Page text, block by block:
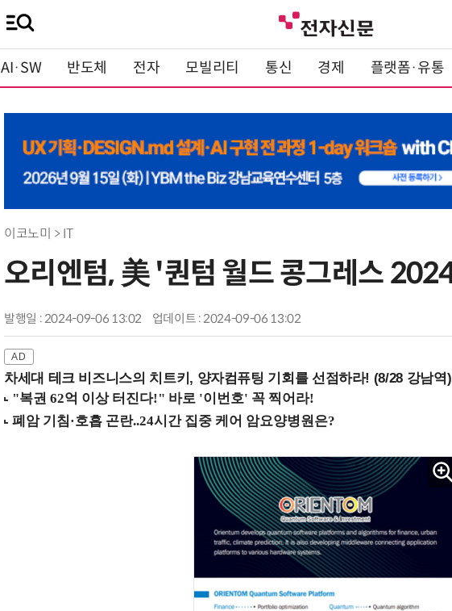
AI·SW 반도체 전자 모빌리티 통신 경제 플랫폼·유통
이코노미 > IT
오리엔텀, 美 '퀀텀 월드 콩그레스
발행일 : 2024-09-06 13:02 업데이트 : 2024-09-06 13:02
차세대 테크 비즈니스의 치트키, 양자컴퓨팅 기회를 선점하라! (8/28 강남역)